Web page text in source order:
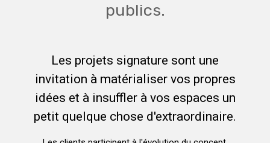
publics.
Les projets signature sont une
invitation à matérialiser vos propres
idées et à insuffler à vos espaces un